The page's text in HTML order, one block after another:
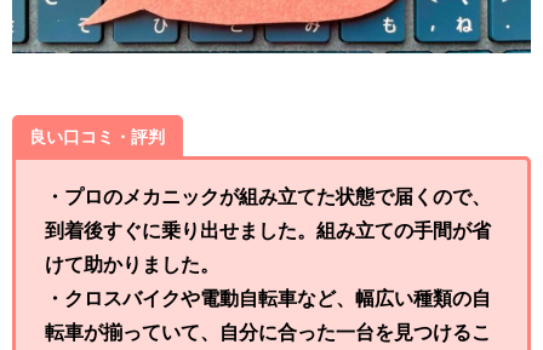
良い口コミ・評判
・プロのメカニックが組み立てた状態で届くので、
到着後すぐに乗り出せました。組み立ての手間が省
けて助かりました。
・クロスバイクや電動自転車など、幅広い種類の自
転車が揃っていて、自分に合った一台を見つけるこ